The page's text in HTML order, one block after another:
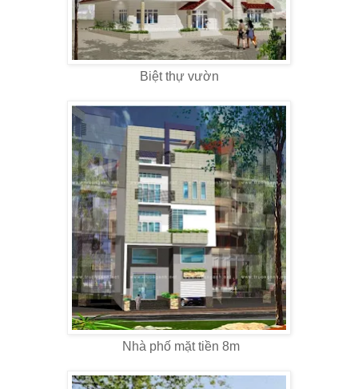
Biệt thự vườn
Nhà phố mặt tiền 8m